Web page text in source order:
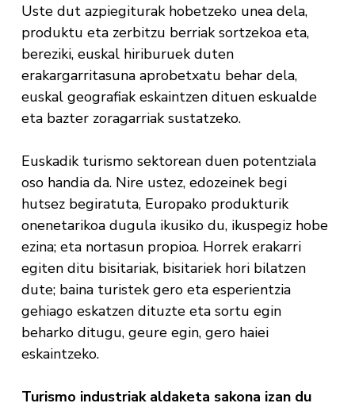
Uste dut azpiegiturak hobetzeko unea dela,
produktu eta zerbitzu berriak sortzekoa eta,
bereziki, euskal hiriburuek duten
erakargarritasuna aprobetxatu behar dela,
euskal geografiak eskaintzen dituen eskualde
eta bazter zoragarriak sustatzeko.
Euskadik turismo sektorean duen potentziala
oso handia da. Nire ustez, edozeinek begi
hutsez begiratuta, Europako produkturik
onenetarikoa dugula ikusiko du, ikuspegiz hobe
ezina; eta nortasun propioa. Horrek erakarri
egiten ditu bisitariak, bisitariek hori bilatzen
dute; baina turistek gero eta esperientzia
gehiago eskatzen dituzte eta sortu egin
beharko ditugu, geure egin, gero haiei
eskaintzeko.
Turismo industriak aldaketa sakona izan du